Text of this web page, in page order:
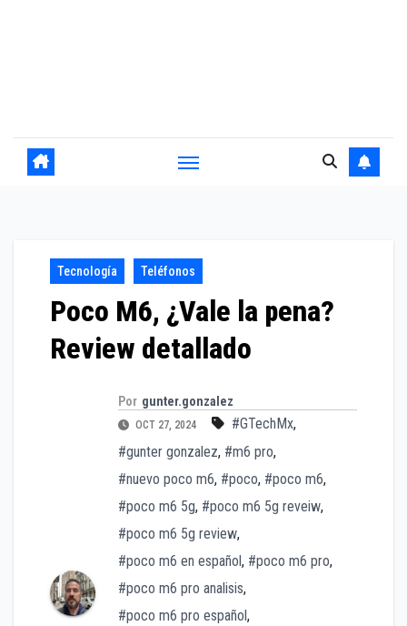
Tecnología Teléfonos
Poco M6, ¿Vale la pena?
Review detallado
Por gunter.gonzalez
OCT 27, 2024 #GTechMx,
#gunter gonzalez, #m6 pro,
#nuevo poco m6, #poco, #poco m6,
#poco m6 5g, #poco m6 5g reveiw,
#poco m6 5g review,
#poco m6 en español, #poco m6 pro,
#poco m6 pro analisis,
#poco m6 pro español,